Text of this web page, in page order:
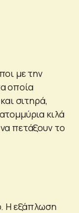
με την
οποία
σιτηρά,
κιλά
πετάξουν το
Η εξάπλωση